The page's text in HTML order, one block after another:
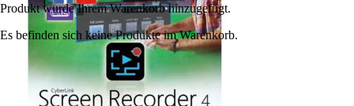
Produktwurde Ihrem Warenkorb hinzugefügt.
Es befinden sich keine Produkte im Warenkorb.